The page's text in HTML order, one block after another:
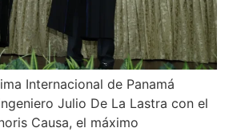
Internacional de Panamá
Julio De La Lastra con el
Causa, el máximo